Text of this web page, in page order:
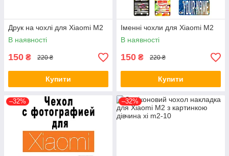
Друк на чохлі для Xiaomi M2
В наявності
150 ₴ 220 ₴
Купити
Іменні чохли для Xiaomi M2
В наявності
150 ₴ 220 ₴
Купити
–32% –32%